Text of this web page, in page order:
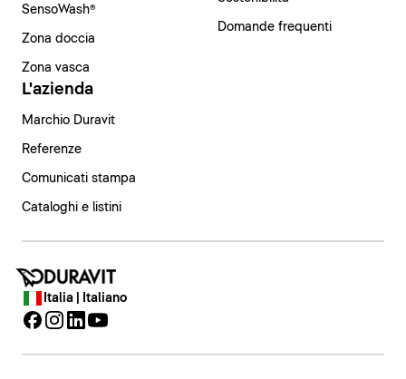
SensoWash®
Zona doccia
Zona vasca
Domande frequenti
L'azienda
Marchio Duravit
Referenze
Comunicati stampa
Cataloghi e listini
Italia | Italiano